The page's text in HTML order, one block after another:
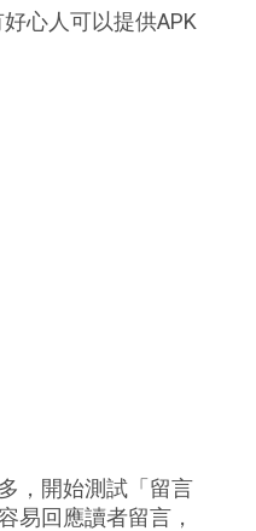
心人可以提供APK
，開始測試「留言
易回應讀者留言，